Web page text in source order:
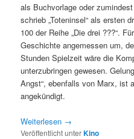
als Buchvorlage oder
schrieb „Toteninsel“ als ersten
100 der Reihe „Die drei ???“.
Geschichte angemessen um,
Stunden Spielzeit wäre die
unterzubringen gewesen.
Angst“, ebenfalls von Marx, ist
angekündigt.
Weiterlesen →
Veröffentlicht unterKino